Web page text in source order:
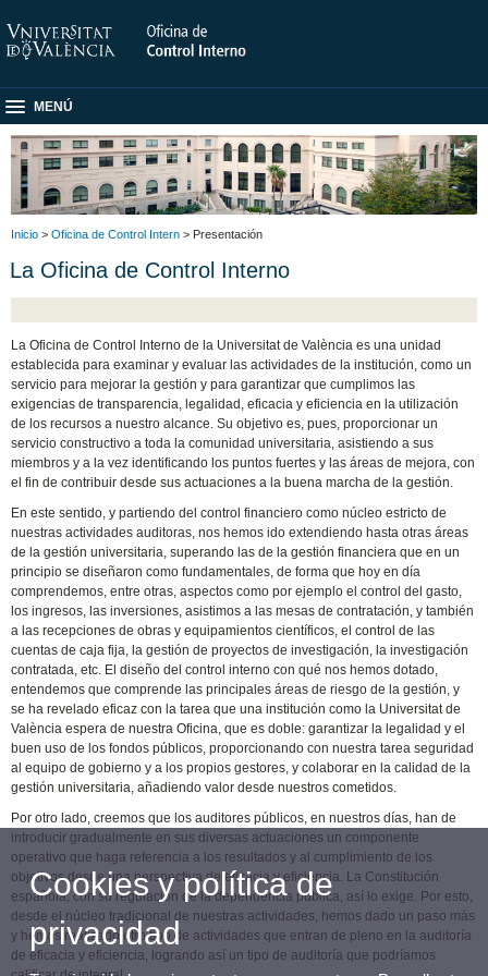
MENÚ
Inicio > Oficina de Control Intern > Presentación
La Oficina de Control Interno
La Oficina de Control Interno de la Universitat de València es una unidad
establecida para examinar y evaluar las actividades de la institución, como un
servicio para mejorar la gestión y para garantizar que cumplimos las
exigencias de transparencia, legalidad, eficacia y eficiencia en la utilización
de los recursos a nuestro alcance. Su objetivo es, pues, proporcionar un
servicio constructivo a toda la comunidad universitaria, asistiendo a sus
miembros y a la vez identificando los puntos fuertes y las áreas de mejora, con
el fin de contribuir desde sus actuaciones a la buena marcha de la gestión.
En este sentido, y partiendo del control financiero como núcleo estricto de
nuestras actividades auditoras, nos hemos ido extendiendo hasta otras áreas
de la gestión universitaria, superando las de la gestión financiera que en un
principio se diseñaron como fundamentales, de forma que hoy en día
comprendemos, entre otras, aspectos como por ejemplo el control del gasto,
los ingresos, las inversiones, asistimos a las mesas de contratación, y también
a las recepciones de obras y equipamientos científicos, el control de las
cuentas de caja fija, la gestión de proyectos de investigación, la investigación
contratada, etc. El diseño del control interno con qué nos hemos dotado,
entendemos que comprende las principales áreas de riesgo de la gestión, y
se ha revelado eficaz con la tarea que una institución como la Universitat de
València espera de nuestra Oficina, que es doble: garantizar la legalidad y el
buen uso de los fondos públicos, proporcionando con nuestra tarea seguridad
al equipo de gobierno y a los propios gestores, y colaborar en la calidad de la
gestión universitaria, añadiendo valor desde nuestros cometidos.
Por otro lado, creemos que los auditores públicos, en nuestros días, han de
introducir gradualmente en sus diversas actuaciones un componente
operativo que haga referencia a los resultados y al cumplimiento de los
objetivos desde una perspectiva de eficacia y eficiencia. La Constitución
española, con su regulación de la dependencia pública, así lo exige. Por esto,
desde el núcleo tradicional de nuestras actividades, hemos dado un paso más
y hemos realizado otro tipo de actividades que entran de pleno en la auditoría
de eficacia y eficiencia, logrando así un tipo de auditoría que podríamos
Cookies y política de
privacidad